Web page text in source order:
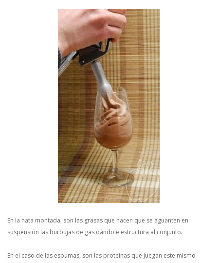
En la nata montada, son las grasas que hacen que se aguanten en
suspensión las burbujas de gas dándole estructura al conjunto.
En el caso de las espumas, son las proteínas que juegan este mismo